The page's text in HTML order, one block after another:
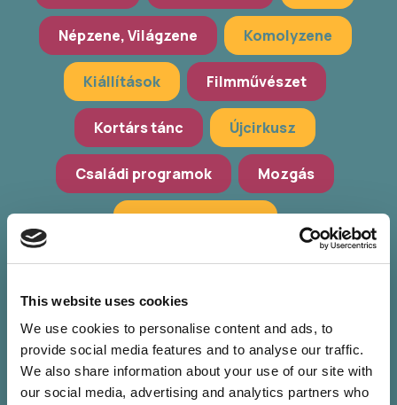
This website uses cookies
We use cookies to personalise content and ads, to
provide social media features and to analyse our traffic.
We also share information about your use of our site with
our social media, advertising and analytics partners who
Népzene, Világzene Komolyzene
Kiállítások Filmművészet
Kortárs tánc Újcirkusz
Családi programok Mozgás
Hagyományőrzés
Workshop, előadások Zöld programok